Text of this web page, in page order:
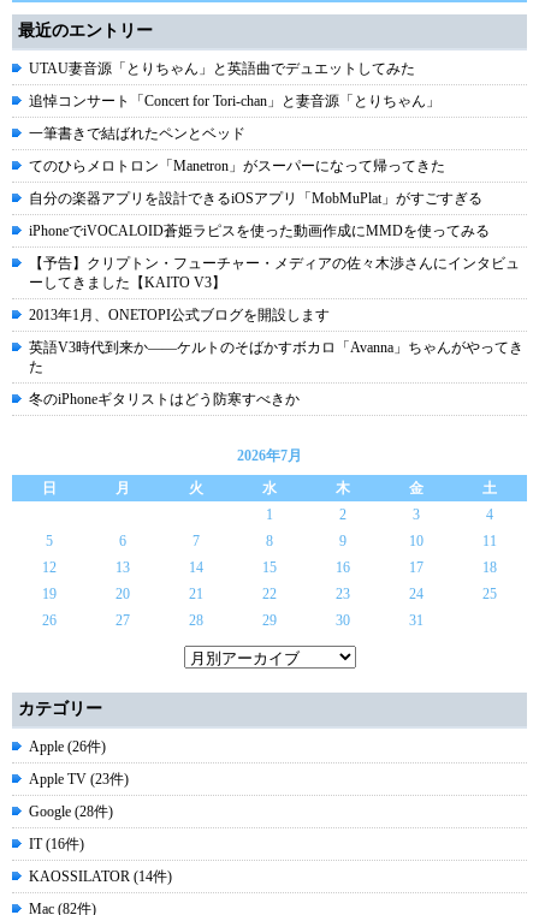
最近のエントリー
UTAU妻音源「とりちゃん」と英語曲でデュエットしてみた
追悼コンサート「Concert for Tori-chan」と妻音源「とりちゃん」
一筆書きで結ばれたペンとベッド
てのひらメロトロン「Manetron」がスーパーになって帰ってきた
自分の楽器アプリを設計できるiOSアプリ「MobMuPlat」がすごすぎる
iPhoneでiVOCALOID蒼姫ラピスを使った動画作成にMMDを使ってみる
【予告】クリプトン・フューチャー・メディアの佐々木渉さんにインタビュ
ーしてきました【KAITO V3】
2013年1月、ONETOPI公式ブログを開設します
英語V3時代到来か――ケルトのそばかすボカロ「Avanna」ちゃんがやってき
た
冬のiPhoneギタリストはどう防寒すべきか
2026年7月
日
月 火 水 木 金
土
1
2 3
4
5
6 7 8 9 10
11
12
13 14 15 16 17
18
19
20 21 22 23 24
25
26
27 28 29 30 31
カテゴリー
Apple (26件)
Apple TV (23件)
Google (28件)
IT (16件)
KAOSSILATOR (14件)
Mac (82件)